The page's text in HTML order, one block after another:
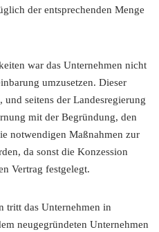
der entsprechenden Menge
war das Unternehmen nicht
umzusetzen. Dieser
und seitens der Landesregierung
mit der Begründung, den
notwendigen Maßnahmen zur
da sonst die Konzession
Vertrag festgelegt.
tritt das Unternehmen in
neugegründeten Unternehmen